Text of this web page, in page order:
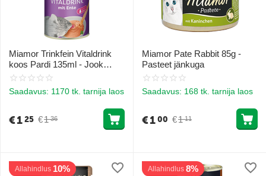
Miamor Trinkfein Vitaldrink
koos Pardi 135ml - Jook
kassidele pardilihaga
Saadavus: 1170 tk. tarnija laos
€1 36
€125
Miamor Pate Rabbit 85g -
Pasteet jänkuga
Saadavus: 168 tk. tarnija laos
€1 11
€100
Allahindlus 10% Allahindlus 8%